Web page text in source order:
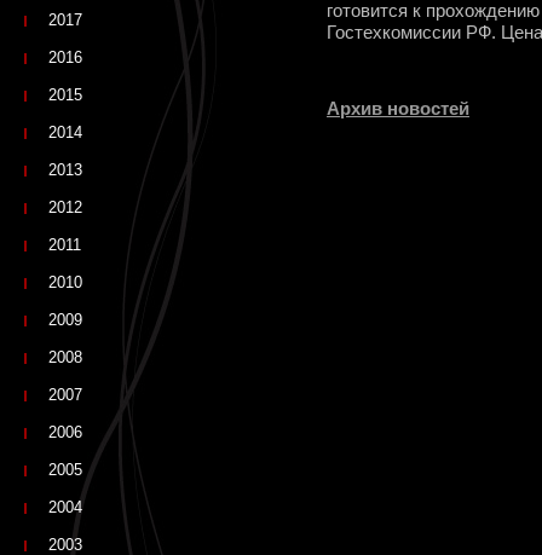
готовится к
Гостехкомиссии РФ.
Архив новостей
2017
2016
2015
2014
2013
2012
2011
2010
2009
2008
2007
2006
2005
2004
2003